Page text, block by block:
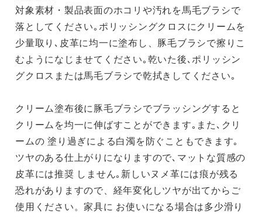
対象素材・製品表面のホコリや汚れを馬毛ブラシで
落としてください｡ポリッシングクロスにクリームを
少量取り､皮革に均一に塗布し、豚毛ブラシで擦りこ
むようになじませてください｡乾いた後､ポリッシン
グクロスまたは馬毛ブラシで乾拭きしてください｡
クリーム塗布後に豚毛ブラシでブラッシングすると
クリームを均一に伸ばすことができます｡また､クリ
ームの 塗り過ぎによる白濁を防ぐこともできます｡
ツヤのある仕上がりになりますので､マットな質感の
皮革には推奨 しません｡新しいヌメ革には痕が残る
恐れがありますので、経年変化しツヤが出てからご
使用ください。家具に お使いになる場合は多少滑り